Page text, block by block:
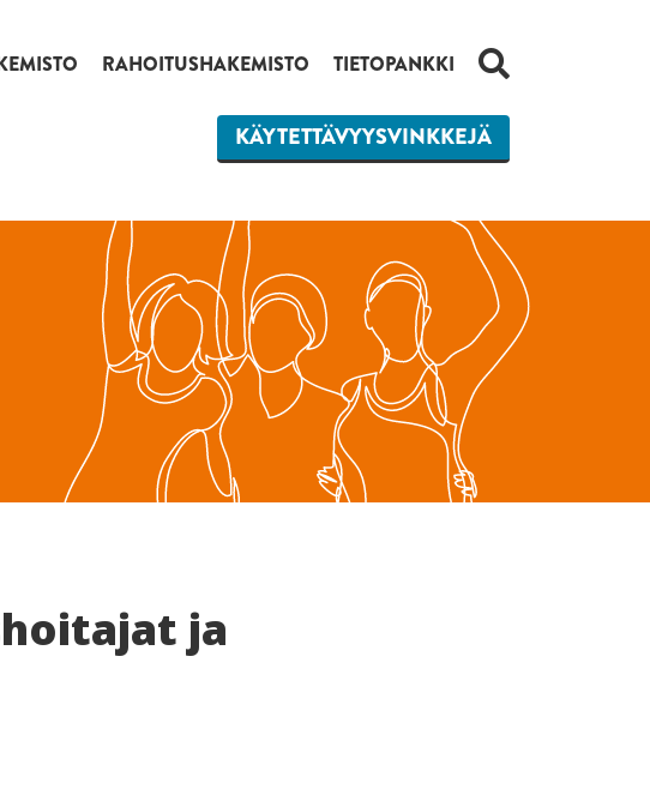
RAHOITUSHAKEMISTO TIETOPANKKI HAKU
KÄYTETTÄVYYSVINKKEJÄ
ja